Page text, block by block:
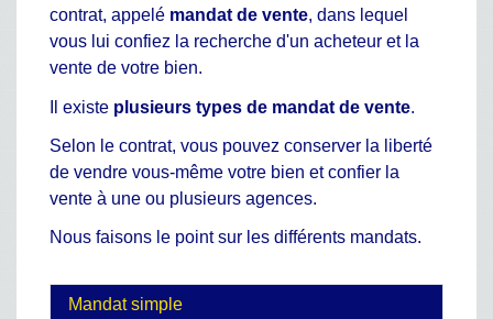
contrat, appelé mandat de vente, dans lequel
vous lui confiez la recherche d'un acheteur et la
vente de votre bien.
Il existe plusieurs types de mandat de vente.
Selon le contrat, vous pouvez conserver la liberté
de vendre vous-même votre bien et confier la
vente à une ou plusieurs agences.
Nous faisons le point sur les différents mandats.
Mandat simple